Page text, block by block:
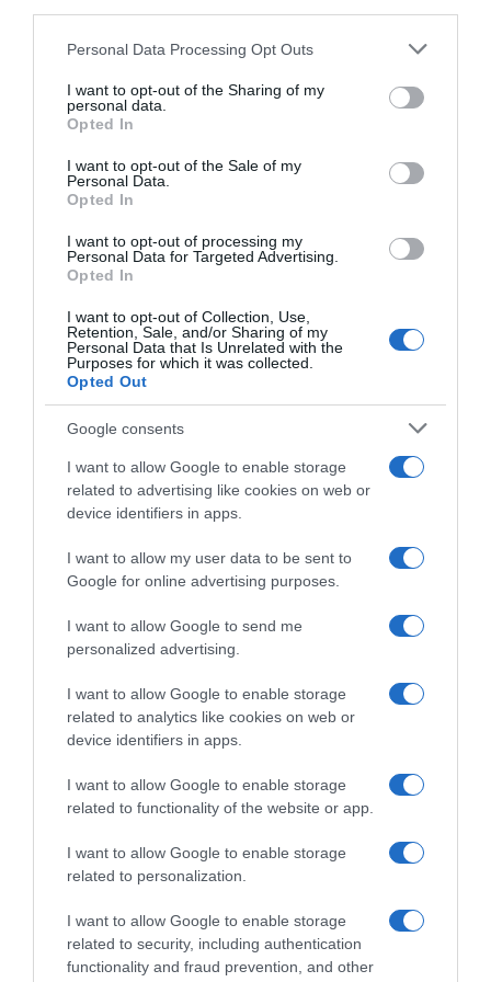
Please note that this website/app uses one or more Google
not limited to your visit or usage behaviour. You may click to
grant or deny consent to Google and its third-party tags to
use your data for below specified purposes in below Google
consent section.
Personal Data Processing Opt Outs
I want to opt-out of the Sharing of my
personal data.
Opted In
I want to opt-out of the Sale of my
Personal Data.
Opted In
I want to opt-out of processing my
Personal Data for Targeted Advertising.
Opted In
I want to opt-out of Collection, Use,
Retention, Sale, and/or Sharing of my
Personal Data that Is Unrelated with the
Purposes for which it was collected.
Opted Out
Google consents
I want to allow Google to enable storage
related to advertising like cookies on web or
device identifiers in apps.
I want to allow my user data to be sent to
Google for online advertising purposes.
I want to allow Google to send me
personalized advertising.
I want to allow Google to enable storage
related to analytics like cookies on web or
device identifiers in apps.
I want to allow Google to enable storage
related to functionality of the website or app.
I want to allow Google to enable storage
related to personalization.
I want to allow Google to enable storage
related to security, including authentication
functionality and fraud prevention, and other
Αλέξανδρος Εξάρχου: Καθοριστική η
επόμενη πενταετία για το μέλλον της
Ελλάδας
Ο Αντιπρόεδρος του Δ.Σ. και Διευθύνων Σύμβουλος
του Ομίλου Intrakat, στο 9ο Οικονομικό Φόρουμ των
Δελφών
15.04.2024 - 13:06
Λάκης Λαζόπουλος: Ποια είναι η γνώμη του
για τις ταινίες του Λάνθιμου